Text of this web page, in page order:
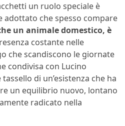
un ruolo speciale è
adottato che spesso compare
un animale domestico, è
costante nelle
che scandiscono le giornate
condivisa con Lucino
di un’esistenza che ha
un equilibrio nuovo, lontano
radicato nella